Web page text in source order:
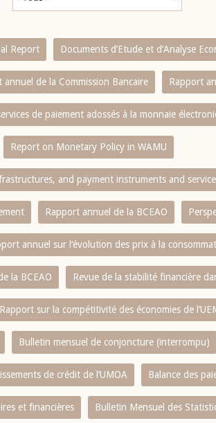
Report Documents d’Etude et d’Analyse
annuel de la Commission Bancaire Rapport
de paiement adossés à la monnaie
Report on Monetary Policy in WAMU
and payment instruments and
Rapport annuel de la BCEAO
annuel sur l‘évolution des prix à la
la BCEAO Revue de la stabilité financière
Rapport sur la compétitivité des économies de
Bulletin mensuel de conjoncture (interrompu)
de crédit de l‘UMOA Balance des
et financières Bulletin Mensuel des